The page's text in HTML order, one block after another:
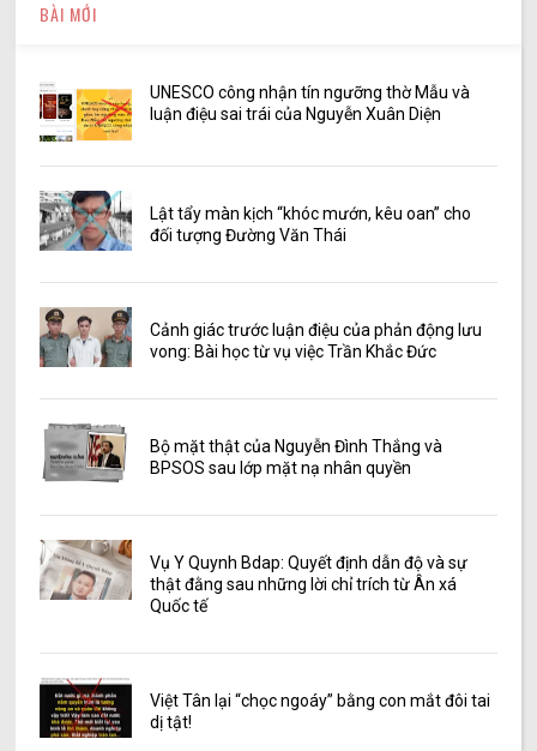
BÀI MỚI
UNESCO công nhận tín ngưỡng thờ Mẫu và
luận điệu sai trái của Nguyễn Xuân Diện
Lật tẩy màn kịch “khóc mướn, kêu oan” cho
đối tượng Đường Văn Thái
Cảnh giác trước luận điệu của phản động lưu
vong: Bài học từ vụ việc Trần Khắc Đức
Bộ mặt thật của Nguyễn Đình Thắng và
BPSOS sau lớp mặt nạ nhân quyền
Vụ Y Quynh Bdap: Quyết định dẫn độ và sự
thật đằng sau những lời chỉ trích từ Ân xá
Quốc tế
Việt Tân lại “chọc ngoáy” bằng con mắt đôi tai
dị tật!